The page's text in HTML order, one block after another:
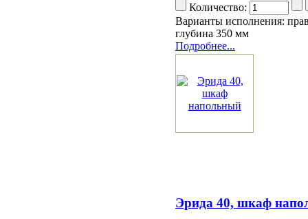
Количество:
Варианты исполнения:
глубина 350 мм
Подробнее...
Эрида 40, шкаф